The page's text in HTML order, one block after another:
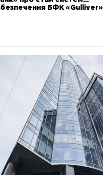
БФК «Gulliver»